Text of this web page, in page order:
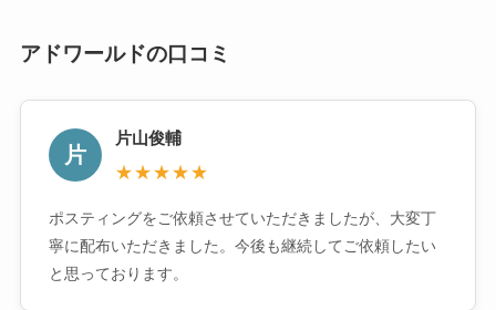
アドワールドの口コミ
片
片山俊輔
★★★★★
ポスティングをご依頼させていただきましたが、大変丁
寧に配布いただきました。今後も継続してご依頼したい
と思っております。